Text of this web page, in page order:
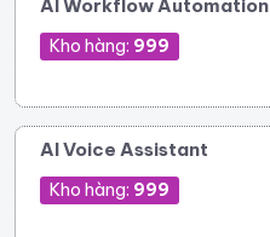
AI Workflow Automation
Kho hàng: 999
AI Voice Assistant
Kho hàng: 999